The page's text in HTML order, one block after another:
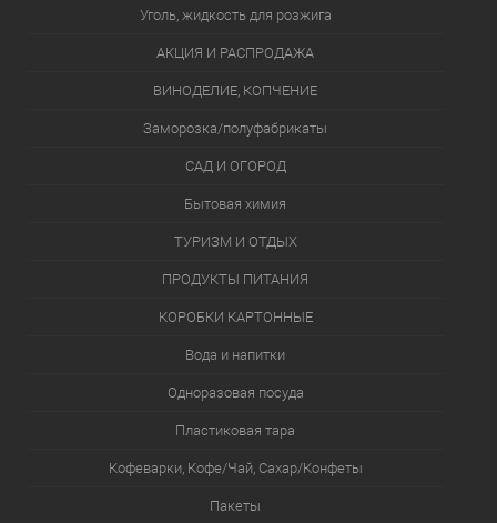
Уголь, жидкость для розжига
АКЦИЯ И РАСПРОДАЖА
ВИНОДЕЛИЕ, КОПЧЕНИЕ
Заморозка/полуфабрикаты
САД И ОГОРОД
Бытовая химия
ТУРИЗМ И ОТДЫХ
ПРОДУКТЫ ПИТАНИЯ
КОРОБКИ КАРТОННЫЕ
Вода и напитки
Одноразовая посуда
Пластиковая тара
Кофеварки, Кофе/Чай, Сахар/Конфеты
Пакеты